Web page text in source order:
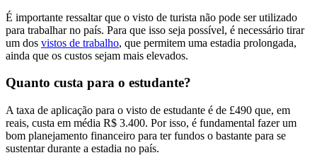
É importante ressaltar que o visto de turista não pode ser utilizado
para trabalhar no país. Para que isso seja possível, é necessário tirar
um dos vistos de trabalho, que permitem uma estadia prolongada,
ainda que os custos sejam mais elevados.
Quanto custa para o estudante?
A taxa de aplicação para o visto de estudante é de £490 que, em
reais, custa em média R$ 3.400. Por isso, é fundamental fazer um
bom planejamento financeiro para ter fundos o bastante para se
sustentar durante a estadia no país.